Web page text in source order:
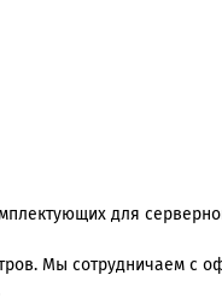
для
Мы сотрудничаем с